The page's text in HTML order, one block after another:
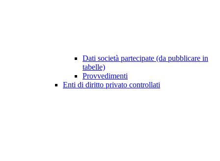
Dati società partecipate (da pubblicare in
tabelle)
Provvedimenti
Enti di diritto privato controllati